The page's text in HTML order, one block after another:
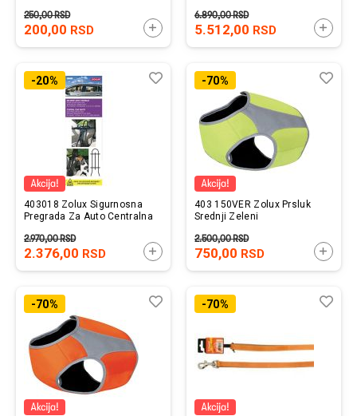
200,00 RSD
250,00RSD
DODAJTE U KORPU
5.512,00 RSD
6.890,00RSD
-20%
403018 Zolux Sigurnosna
Pregrada Za Auto Centralna
2.376,00 RSD
2.970,00RSD
DODAJTE U KORPU
Lista
Uporedi-70%
403 150VER Zolux Prsluk
Srednji Zeleni
750,00 RSD
2.500,00RSD
-70%
Lista
Uporedi-70%